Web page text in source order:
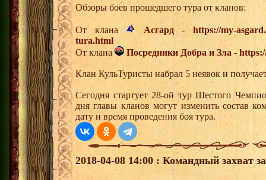
Обзоры боев прошедшего тура от кланов:
От клана Асгард-https://my-
tura.html
От клана
Посредники Добра и Зла -
Клан КульТуристы набрал 5 неявок и
Сегодня стартует 28-ой тур Шестого
дня главы кланов могут изменить состав
дату и время проведения боя тура.
2018-04-08 14:00 : Командный захват